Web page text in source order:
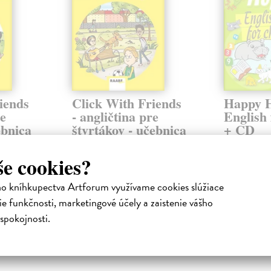
cookies?
kníhkupectva Artforum využívame cookies slúžiace
funkčnosti, marketingové účely a zaistenie vášho
hier a
Click With Friends
- angličtina pre
štvrtákov - učebnica
jazyka pre 4. ročník základných
škôl, ktorá obsahuje veľa hier a
aktivít...
Do 4 dní
Happy
+ CD
picture
ideal ...